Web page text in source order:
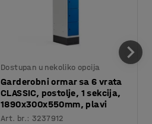
Dostupan u nekoliko opcija
Garderobni ormar sa 6 vrata
CLASSIC, postolje, 1 sekcija,
1890x300x550mm, plavi
Art. br.:3237912